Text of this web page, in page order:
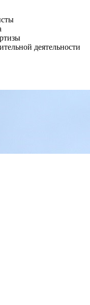
деятельности